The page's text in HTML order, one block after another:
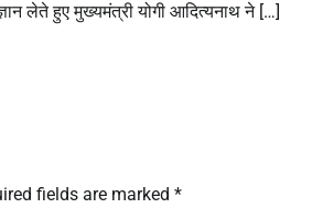
लेते हुए मुख्यमंत्री योगी आदित्यनाथ ने […]
fields are marked *